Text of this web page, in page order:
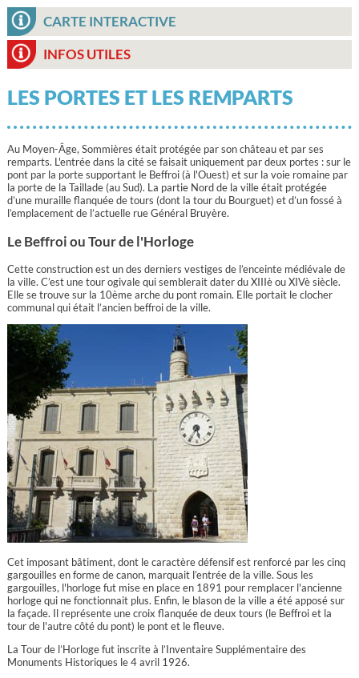
CARTE INTERACTIVE
INFOS UTILES
LES PORTES ET LES REMPARTS
Au Moyen-Âge, Sommières était protégée par son château et par ses
remparts. L'entrée dans la cité se faisait uniquement par deux portes : sur le
pont par la porte supportant le Beffroi (à l'Ouest) et sur la voie romaine par
la porte de la Taillade (au Sud). La partie Nord de la ville était protégée
d’une muraille flanquée de tours (dont la tour du Bourguet) et d’un fossé à
l’emplacement de l’actuelle rue Général Bruyère.
Le Beffroi ou Tour de l'Horloge
Cette construction est un des derniers vestiges de l’enceinte médiévale de
la ville. C’est une tour ogivale qui semblerait dater du XIIIè ou XIVè siècle.
Elle se trouve sur la 10ème arche du pont romain. Elle portait le clocher
communal qui était l’ancien beffroi de la ville.
Cet imposant bâtiment, dont le caractère défensif est renforcé par les cinq
gargouilles en forme de canon, marquait l’entrée de la ville. Sous les
gargouilles, l'horloge fut mise en place en 1891 pour remplacer l'ancienne
horloge qui ne fonctionnait plus. Enfin, le blason de la ville a été apposé sur
la façade. Il représente une croix flanquée de deux tours (le Beffroi et la
tour de l'autre côté du pont) le pont et le fleuve.
La Tour de l’Horloge fut inscrite à l’Inventaire Supplémentaire des
Monuments Historiques le 4 avril 1926.